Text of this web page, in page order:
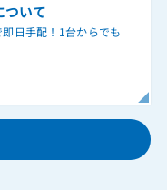
ついて
日手配！1台からでも